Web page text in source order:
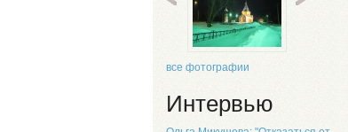
все фотографии
Интервью